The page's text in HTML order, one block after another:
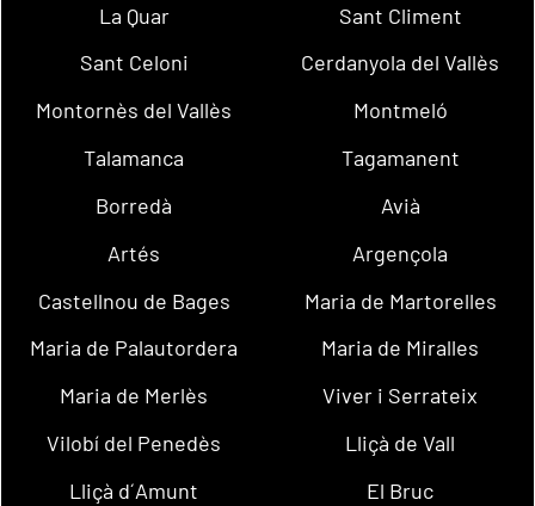
La Quar
Sant Climent
Sant Celoni
Cerdanyola del Vallès
Montornès del Vallès
Montmeló
Talamanca
Tagamanent
Borredà
Avià
Artés
Argençola
Castellnou de Bages
Maria de Martorelles
Maria de Palautordera
Maria de Miralles
Maria de Merlès
Viver i Serrateix
Vilobí del Penedès
Lliçà de Vall
Lliçà d´Amunt
El Bruc